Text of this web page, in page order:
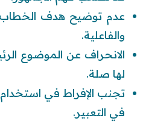
عدم توضيح هدف الخطاب
والفاعلية.
الانحراف عن الموضوع
لها صلة.
تجنب الإفراط في استخدام
في التعبير.